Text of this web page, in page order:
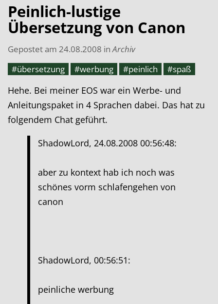
Peinlich-lustige
Übersetzung von Canon
Gepostet am 24.08.2008 in Archiv
#übersetzung
#werbung #peinlich
#spaß
Hehe. Bei meiner EOS war ein Werbe- und
Anleitungspaket in 4 Sprachen dabei. Das hat zu
folgendem Chat geführt.
ShadowLord, 24.08.2008 00:56:48:
aber zu kontext hab ich noch was
schönes vorm schlafengehen von
canon
ShadowLord, 00:56:51:
peinliche werbung